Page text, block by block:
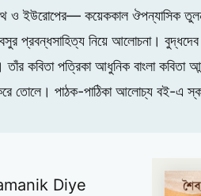
ও ইউরোপের— কয়েককাল ঔপন্যাসিক
বসুর প্রবন্ধসাহিত্য নিয়ে আলোচনা।
কবিতা পত্রিকা আধুনিক বাংলা
তোলে। পাঠক-পাঠিকা আলোচ্য বই-এ
Diye